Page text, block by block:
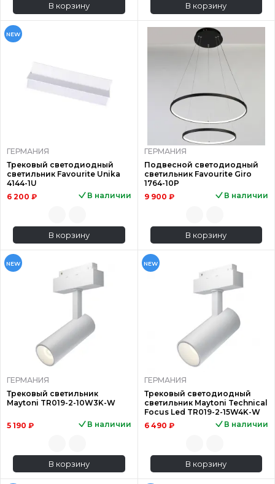
В корзину В корзину
NEW
ГЕРМАНИЯ
Трековый светодиодный
светильник Favourite Unika
4144-1U
6 200 ₽
В наличии
В корзину
ГЕРМАНИЯ
Подвесной светодиодный
светильник Favourite Giro
1764-10P
9 900 ₽
В наличии
В корзину
NEW
ГЕРМАНИЯ
Трековый светильник
Maytoni TR019-2-10W3K-W
5 190 ₽ В наличии
В корзину
NEW
ГЕРМАНИЯ
Трековый светодиодный
светильник Maytoni Technical
Focus Led TR019-2-15W4K-W
6 490 ₽
В наличии
В корзину